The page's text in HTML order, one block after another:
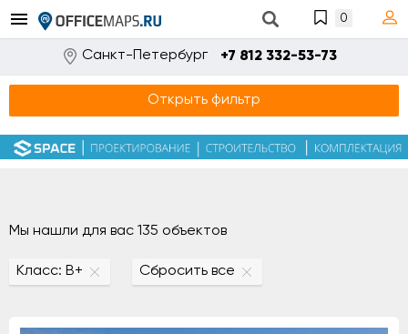
0
Санкт-Петербург +7 812 332-53-73
Открыть фильтр
Мы нашли для вас 135 объектов
Класс: B+ Сбросить все